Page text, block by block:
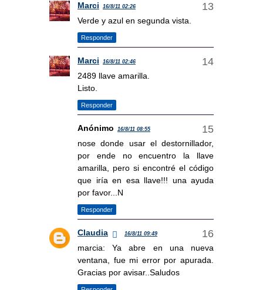
Marci 16/8/11 02:26
Verde y azul en segunda vista.
Responder
Marci 16/8/11 02:46
2489 llave amarilla.
Listo.
Responder
Anónimo 16/8/11 08:55
nose donde usar el destornillador,
por ende no encuentro la llave
amarilla, pero si encontré el código
que iría en esa llave!!! una ayuda
por favor...N
Responder
Claudia 16/8/11 09:49
marcia: Ya abre en una nueva
ventana, fue mi error por apurada.
Gracias por avisar..Saludos